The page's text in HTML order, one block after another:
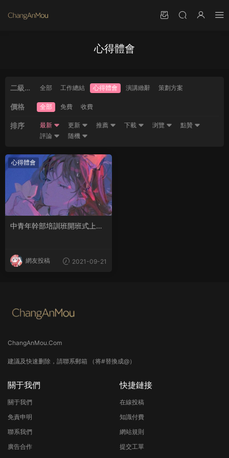
心得體會
二級分
全部 工作總結 心得體會 演講緻辭 策劃方案
價格 全部 免費 收費
排序 最新 更新 推薦 下載 浏覽
點贊
評論
随機
心得體會
中青年幹部培訓班開班式上的
網友投稿 2021-09-21
ChangAnMou.Com
建議及快速删除，請聯系郵箱 （将#替換成@）
關于我們
關于我們
免責申明
聯系我們
廣告合作
快捷鏈接
在線投稿
知識付費
網站規則
提交工單